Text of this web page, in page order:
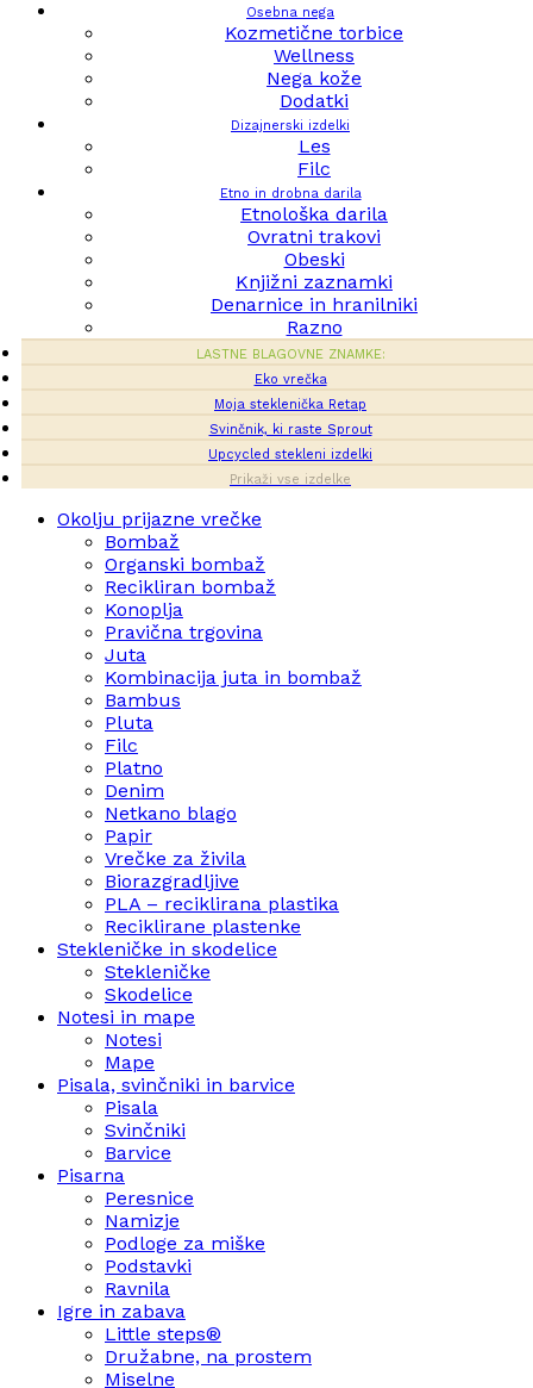
Osebna nega
Kozmetične torbice
Wellness
Nega kože
Dodatki
Dizajnerski izdelki
Les
Filc
Etno in drobna darila
Etnološka darila
Ovratni trakovi
Obeski
Knjižni zaznamki
Denarnice in hranilniki
Razno
LASTNE BLAGOVNE ZNAMKE:
Eko vrečka
Moja steklenička Retap
Svinčnik, ki raste Sprout
Upcycled stekleni izdelki
Prikaži vse izdelke
Okolju prijazne vrečke
Bombaž
Organski bombaž
Recikliran bombaž
Konoplja
Pravična trgovina
Juta
Kombinacija juta in bombaž
Bambus
Pluta
Filc
Platno
Denim
Netkano blago
Papir
Vrečke za živila
Biorazgradljive
PLA – reciklirana plastika
Reciklirane plastenke
Stekleničke in skodelice
Stekleničke
Skodelice
Notesi in mape
Notesi
Mape
Pisala, svinčniki in barvice
Pisala
Svinčniki
Barvice
Pisarna
Peresnice
Namizje
Podloge za miške
Podstavki
Ravnila
Igre in zabava
Little steps®
Družabne, na prostem
Miselne